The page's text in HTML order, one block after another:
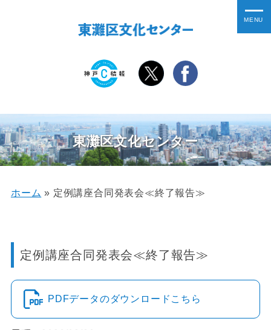
東灘区文化センター
ホーム » 定例講座合同発表会≪終了報告≫
定例講座合同発表会≪終了報告≫
PDFデータのダウンロードこちら